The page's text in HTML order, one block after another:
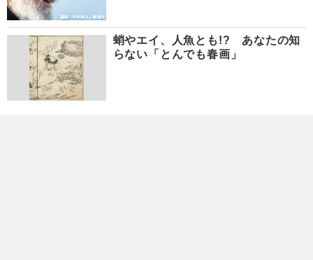
蛸やエイ、人魚とも!? あなたの知
らない「とんでも春画」